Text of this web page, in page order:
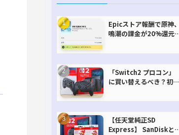
Epicストア報酬で原神、
鳴潮の課金が20%還元
「Switch2 プロコン」
に買い替えるべき？初代
【任天堂純正SD
Express】 SanDiskと